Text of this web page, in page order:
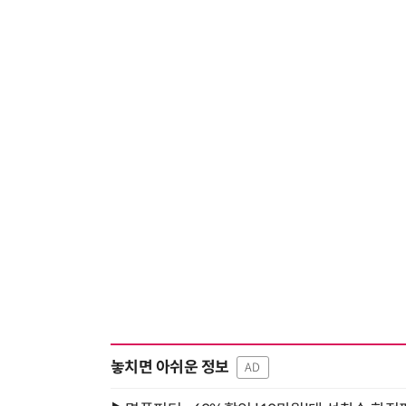
놓치면 아쉬운 정보 AD